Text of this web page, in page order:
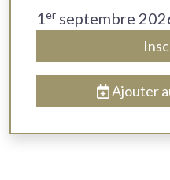
1er septembre
Ajouter